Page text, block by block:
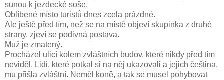
sunou k jezdecké soše.
Oblíbené místo turistů dnes zcela prázdné.
Ale ještě před tím, než se na místě objeví skupinka z druhé
strany, zjeví se podivná postava.
Muž je zmatený.
Procházel ulicí kolem zvláštních budov, které nikdy před tím
neviděl. Lidi, které potkal si na něj ukazovali a jejich čeština,
mu přišla zvláštní. Neměl koně, a tak se musel pohybovat